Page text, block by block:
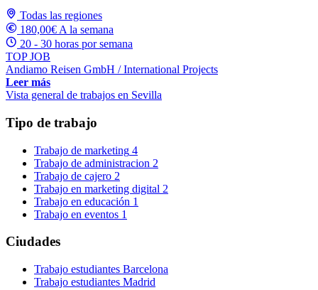
Todas las regiones
180,00€ A la semana
20 - 30 horas por semana
TOP JOB
Andiamo Reisen GmbH / International Projects
Leer más
Vista general de trabajos en Sevilla
Tipo de trabajo
Trabajo de marketing 4
Trabajo de administracion 2
Trabajo de cajero 2
Trabajo en marketing digital 2
Trabajo en educación 1
Trabajo en eventos 1
Ciudades
Trabajo estudiantes Barcelona
Trabajo estudiantes Madrid